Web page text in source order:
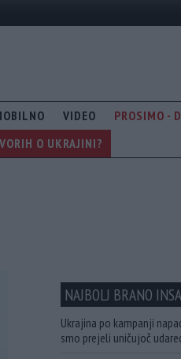
VIDEO
PROSIMO -
O UKRAJINI?
NAJBOLJ BRANO
Ukrajina po kampanji
smo prejeli uničujoč